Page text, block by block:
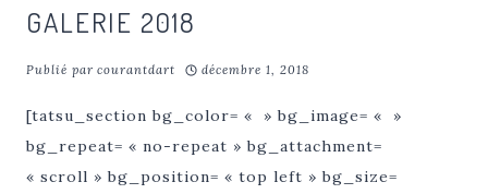
GALERIE 2018
Publié par courantdart décembre 1, 2018
[tatsu_section bg_color= « » bg_image= « »
bg_repeat= « no-repeat » bg_attachment=
« scroll » bg_position= « top left » bg_size=